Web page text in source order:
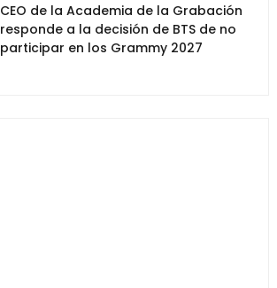
CEO de la Academia de la Grabación
responde a la decisión de BTS de no
participar en los Grammy 2027